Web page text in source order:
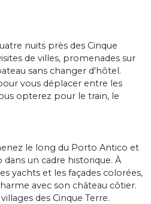
nuits près des Cinque
de villes, promenades sur
sans changer d'hôtel.
vous déplacer entre les
opterez pour le train, le
le long du Porto Antico et
un cadre historique. À
yachts et les façades colorées,
avec son château côtier.
des Cinque Terre.